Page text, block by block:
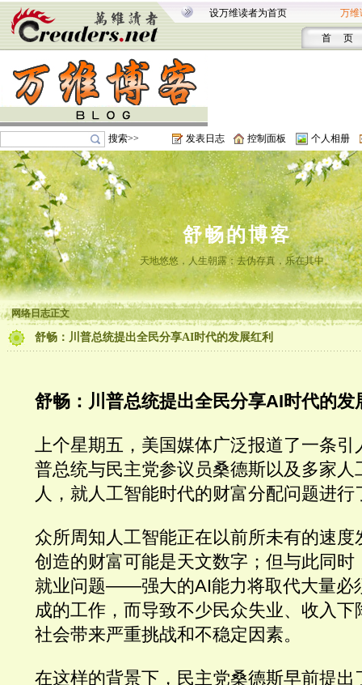
设万维读者为首页 万维
首 页
搜索>> 发表日志 控制面板 个人相册
舒畅的博客
天地悠悠，人生朝露；去伪存真，乐在其中。
网络日志正文
舒畅：川普总统提出全民分享AI时代的发展红利
舒畅：川普总统提出全民分享AI时代的发
上个星期五，美国媒体广泛报道了一条引
普总统与民主党参议员桑德斯以及多家人
人，就人工智能时代的财富分配问题进行
众所周知人工智能正在以前所未有的速度
创造的财富可能是天文数字；但与此同时
就业问题——强大的AI能力将取代大量必
成的工作，而导致不少民众失业、收入下
社会带来严重挑战和不稳定因素。
在这样的背景下，民主党桑德斯早前提出